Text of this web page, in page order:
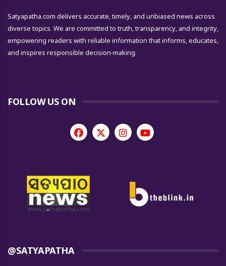
Satyapatha.com delivers accurate, timely, and unbiased news across
diverse topics. We are committed to truth, transparency, and integrity,
empowering readers with reliable information that informs, educates,
and inspires responsible decision-making.
FOLLOW US ON
@SATYAPATHA